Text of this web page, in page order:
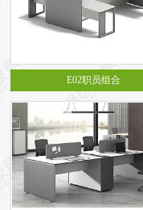
E02职员组合